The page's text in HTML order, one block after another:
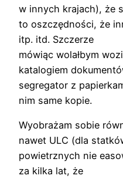
w innych krajach), że
to oszczędności, że
itp. itd. Szczerze
mówiąc wolałbym
katalogiem
segregator z
nim same kopie.
Wyobrażam sobie
nawet ULC (dla
powietrznych nie
za kilka lat, że